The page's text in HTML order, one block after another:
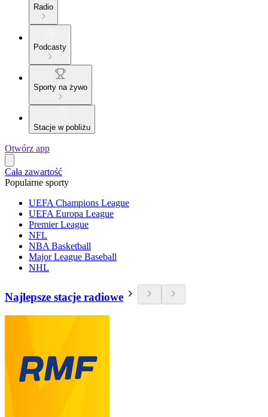
Radio
Podcasty
Sporty na żywo
Stacje w pobliżu
Otwórz app
Cała zawartość
Popularne sporty
UEFA Champions League
UEFA Europa League
Premier League
NFL
NBA Basketball
Major League Baseball
NHL
Najlepsze stacje radiowe